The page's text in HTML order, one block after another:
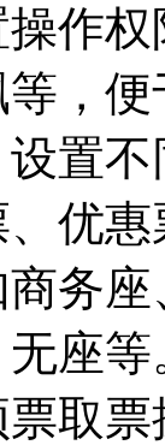
作
，
置
优
务
座
取